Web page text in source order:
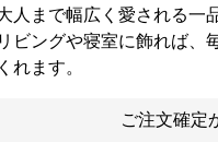
人まで幅広く愛される一
リビングや寝室に飾れば、
くれます。
ご注文確定